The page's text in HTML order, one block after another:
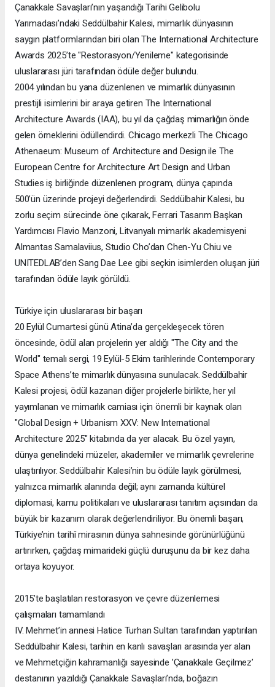
Çanakkale Savaşları’nın yaşandığı Tarihi Gelibolu
Yarımadası’ndaki Seddülbahir Kalesi, mimarlık dünyasının
saygın platformlarından biri olan The International Architecture
Awards 2025’te "Restorasyon/Yenileme" kategorisinde
uluslararası jüri tarafından ödüle değer bulundu.
2004 yılından bu yana düzenlenen ve mimarlık dünyasının
prestijli isimlerini bir araya getiren The International
Architecture Awards (IAA), bu yıl da çağdaş mimarlığın önde
gelen örneklerini ödüllendirdi. Chicago merkezli The Chicago
Athenaeum: Museum of Architecture and Design ile The
European Centre for Architecture Art Design and Urban
Studies iş birliğinde düzenlenen program, dünya çapında
500’ün üzerinde projeyi değerlendirdi. Seddülbahir Kalesi, bu
zorlu seçim sürecinde öne çıkarak, Ferrari Tasarım Başkan
Yardımcısı Flavio Manzoni, Litvanyalı mimarlık akademisyeni
Almantas Samalaviius, Studio Cho’dan Chen-Yu Chiu ve
UNITEDLAB’den Sang Dae Lee gibi seçkin isimlerden oluşan jüri
tarafından ödüle layık görüldü.
Türkiye için uluslararası bir başarı
20 Eylül Cumartesi günü Atina’da gerçekleşecek tören
öncesinde, ödül alan projelerin yer aldığı "The City and the
World" temalı sergi, 19 Eylül-5 Ekim tarihlerinde Contemporary
Space Athens’te mimarlık dünyasına sunulacak. Seddülbahir
Kalesi projesi, ödül kazanan diğer projelerle birlikte, her yıl
yayımlanan ve mimarlık camiası için önemli bir kaynak olan
"Global Design + Urbanism XXV: New International
Architecture 2025" kitabında da yer alacak. Bu özel yayın,
dünya genelindeki müzeler, akademiler ve mimarlık çevrelerine
ulaştırılıyor. Seddülbahir Kalesi’nin bu ödüle layık görülmesi,
yalnızca mimarlık alanında değil; aynı zamanda kültürel
diplomasi, kamu politikaları ve uluslararası tanıtım açısından da
büyük bir kazanım olarak değerlendiriliyor. Bu önemli başarı,
Türkiye’nin tarihî mirasının dünya sahnesinde görünürlüğünü
artırırken, çağdaş mimarideki güçlü duruşunu da bir kez daha
ortaya koyuyor.
2015’te başlatılan restorasyon ve çevre düzenlemesi
çalışmaları tamamlandı
IV. Mehmet’in annesi Hatice Turhan Sultan tarafından yaptırılan
Seddülbahir Kalesi, tarihin en kanlı savaşları arasında yer alan
ve Mehmetçiğin kahramanlığı sayesinde ’Çanakkale Geçilmez’
destanının yazıldığı Çanakkale Savaşları’nda, boğazın